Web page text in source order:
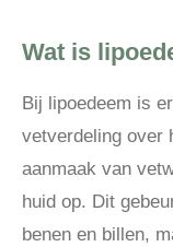
Wat is
Bij lipoedeem is
vetverdeling over
aanmaak van
huid op. Dit
benen en billen,